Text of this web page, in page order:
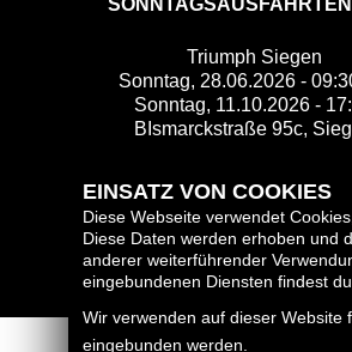
Triumph Siegen
Sonntag, 28.06.2026 -
Sonntag, 11.10.2026 -
BIsmarckstraße 95c,
EINSATZ VON COOKIES
Diese Webseite verwendet
Diese Daten werden erhoben und
anderer weiterführender
eingebundenen Diensten findest
Wir verwenden auf dieser Website
eingebunden werden.